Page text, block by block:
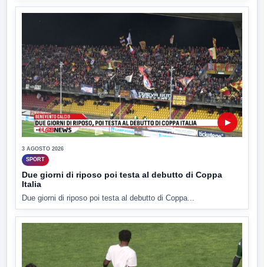
▶
3 AGOSTO 2026
SPORT
Due giorni di riposo poi testa al debutto di Coppa
Italia
Due giorni di riposo poi testa al debutto di Coppa...